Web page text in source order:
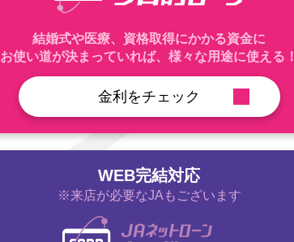
結婚式や医療、資格取得にかかる資金に
お使い道が決まっていれば、様々な用途に使える！
金利をチェック
WEB完結対応
※来店が必要なJAもございます